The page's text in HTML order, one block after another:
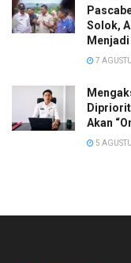
Solok,
Menjadi
7
Akan
5